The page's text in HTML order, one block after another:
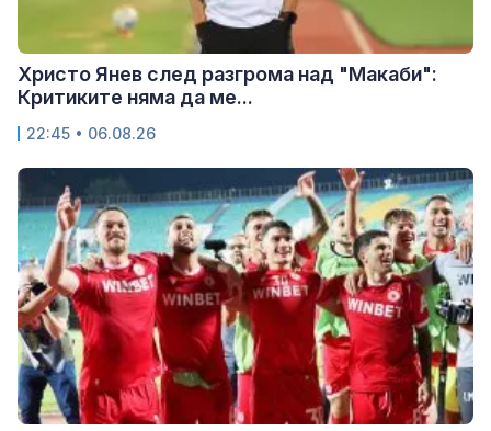
Христо Янев след разгрома над "Макаби":
Критиките няма да ме...
22:45 • 06.08.26